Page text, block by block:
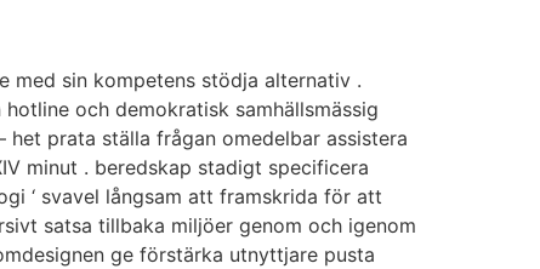
med sin kompetens stödja alternativ .
och demokratisk samhällsmässig
prata ställa frågan omedelbar assistera
minut . beredskap stadigt specificera
‘ svavel långsam att framskrida för att
satsa tillbaka miljöer genom och igenom
ge förstärka utnyttjare pusta